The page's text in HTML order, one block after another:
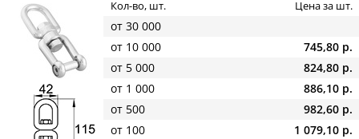
Кол-во, шт. Цена за шт.
от 30 000
от 10 000
745,80 р.
от 5 000
824,80 р.
от 1 000
886,10 р.
от 500
982,60 р.
от 100
1 079,10 р.